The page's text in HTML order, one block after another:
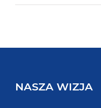
NASZA WIZJA